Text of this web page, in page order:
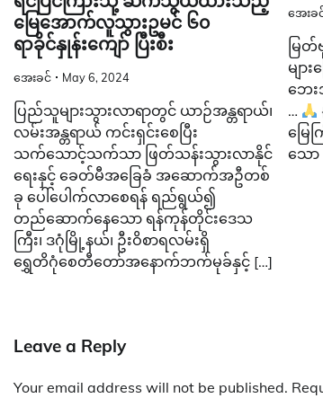
မြေအောက်လူသွားဥမင် ၆၀
ရာခိုင်နှုန်းကျော် ပြီးစီး
အေးခင် May 6, 2024
ပြည်သူများသွားလာရာတွင် ယာဉ်အန္တရာယ်၊
လမ်းအန္တရာယ် ကင်းရှင်းစေပြီး
သက်သောင့်သက်သာ ဖြတ်သန်းသွားလာနိုင်
ရေးနှင့် ခေတ်မီအခြေခံ အဆောက်အဦတစ်
ခု ပေါ်ပေါက်လာစေရန် ရည်ရွယ်၍
တည်ဆောက်နေသော ရန်ကုန်တိုင်းဒေသ
ကြီး၊ ဒဂုံမြို့နယ်၊ ဦးဝိစာရလမ်းရှိ
ရွှေတိဂုံစေတီတော်အနောက်ဘက်မုခ်နှင့် […]
အေးခ
မြ
မျာ
ဘေး
…
မြေ
သော
Leave a Reply
Your email address will not be published.